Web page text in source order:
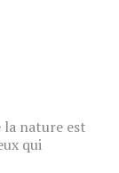
la nature est
qui